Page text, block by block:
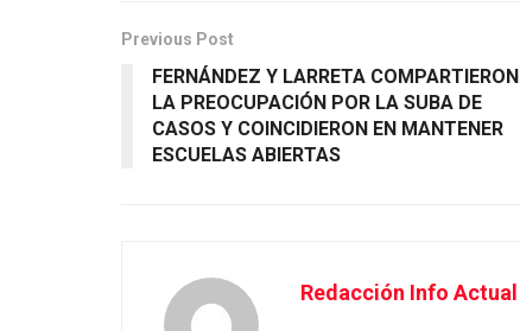
Previous Post
FERNÁNDEZ Y LARRETA COMPARTIERON
LA PREOCUPACIÓN POR LA SUBA DE
CASOS Y COINCIDIERON EN MANTENER
ESCUELAS ABIERTAS
Redacción Info Actual